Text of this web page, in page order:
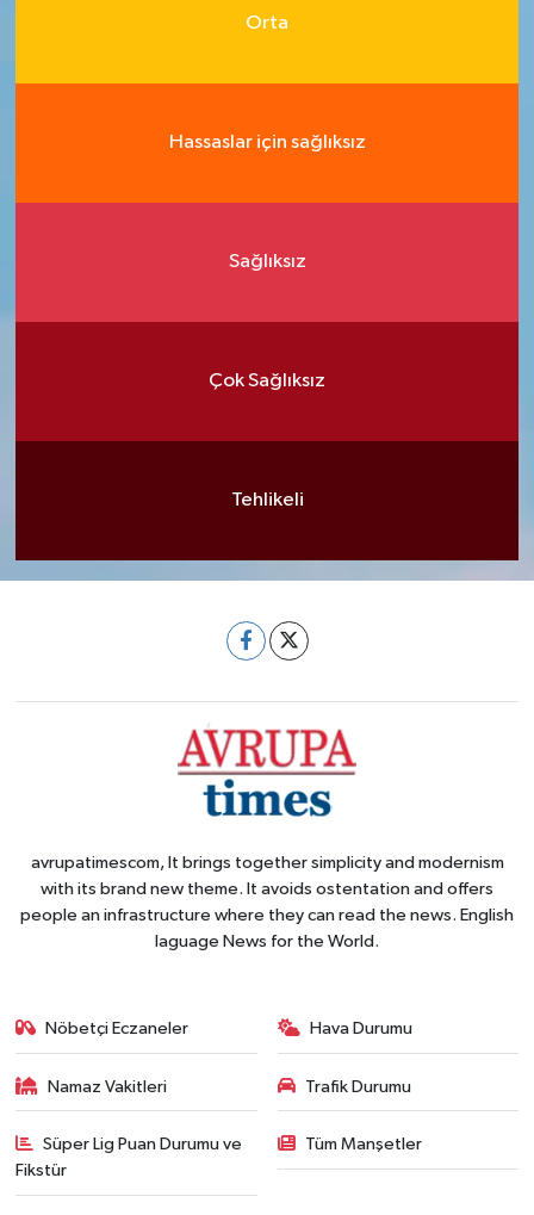
Orta
Hassaslar için sağlıksız
Sağlıksız
Çok Sağlıksız
Tehlikeli
avrupatimescom, It brings together simplicity and modernism
with its brand new theme. It avoids ostentation and offers
people an infrastructure where they can read the news. English
laguage News for the World.
Nöbetçi Eczaneler Hava Durumu
Namaz Vakitleri Trafik Durumu
Süper Lig Puan Durumu ve
Fikstür
Tüm Manşetler